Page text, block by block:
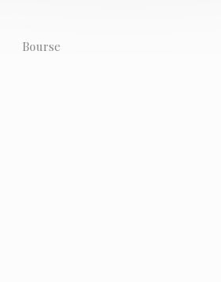
Bourse